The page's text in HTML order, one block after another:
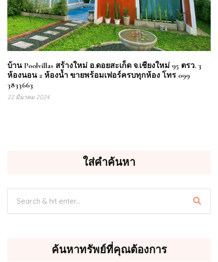
บ้าน Poolvillas สร้างใหม่ อ.ดอยสะเก็ด จ.เชียงใหม่ 95 ตรว. 3
ห้องนอน 2 ห้องน้ำ ขายพร้อมเฟอร์ครบทุกห้อง โทร 099
3833663
22 มีนาคม 2024
ใส่คำค้นหา
ค้นหาทรัพย์ที่คุณต้องการ